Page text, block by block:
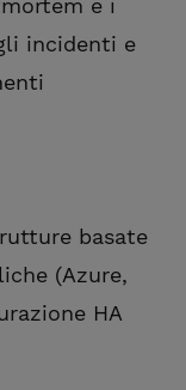
e i
incidenti e
basate
(Azure,
HA